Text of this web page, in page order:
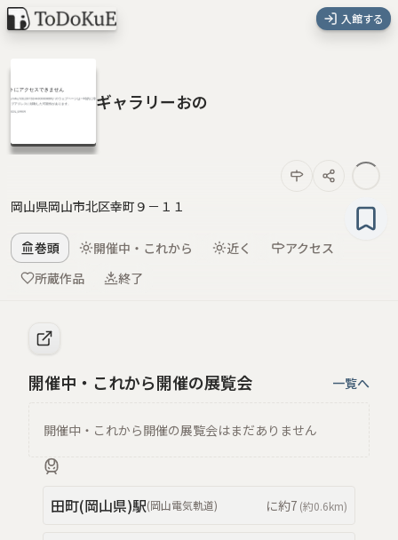
入館する
ギャラリーおの
岡山県岡山市北区幸町９－１１
巻頭 開催中・これから 近く
アクセス
所蔵作品
終了
開催中・これから開催の展覧会 一覧へ
開催中・これから開催の展覧会はまだありません
田町(岡山県)駅(岡山電気軌道) に約7 (約0.6km)